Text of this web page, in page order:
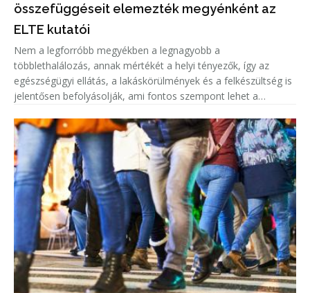
összefüggéseit elemezték megyénként az
ELTE kutatói
Nem a legforróbb megyékben a legnagyobb a
többlethalálozás, annak mértékét a helyi tényezők, így az
egészségügyi ellátás, a lakáskörülmények és a felkészültség is
jelentősen befolyásolják, ami fontos szempont lehet a